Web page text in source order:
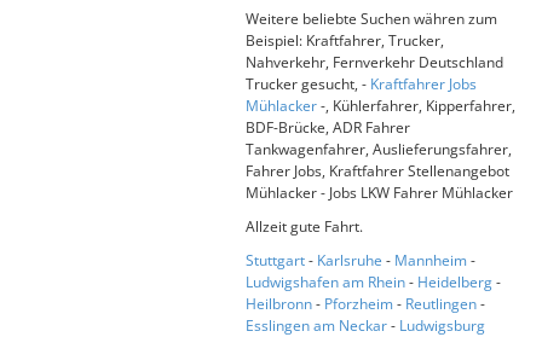
Weitere beliebte Suchen währen zum
Beispiel: Kraftfahrer, Trucker,
Nahverkehr, Fernverkehr Deutschland
Trucker gesucht, - Kraftfahrer Jobs
Mühlacker-, Kühlerfahrer, Kipperfahrer,
BDF-Brücke, ADR Fahrer
Tankwagenfahrer, Auslieferungsfahrer,
Fahrer Jobs, Kraftfahrer Stellenangebot
Mühlacker - Jobs LKW Fahrer Mühlacker
Allzeit gute Fahrt.
Stuttgart- Karlsruhe - Mannheim-
Ludwigshafen am Rhein- Heidelberg-
Heilbronn- Pforzheim- Reutlingen-
Esslingen am Neckar- Ludwigsburg